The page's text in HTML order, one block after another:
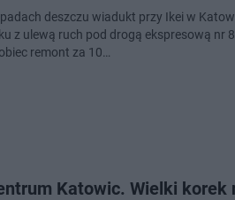
deszczu wiadukt przy Ikei w
z ulewą ruch pod drogą ekspresową nr
remont za 10…
Katowic. Wielki korek